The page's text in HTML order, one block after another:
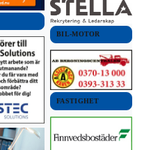
BIL-MOTOR
FASTIGHET